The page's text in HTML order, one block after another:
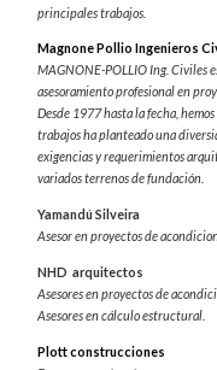
principales trabajos.
Magnone Pollio Ingenieros
MAGNONE-POLLIO Ing. Civiles
asesoramiento profesional en
Desde 1977 hasta la fecha,
trabajos ha planteado una
exigencias y requerimientos
variados terrenos de fundación.
Yamandú Silveira
Asesor en proyectos de
NHD arquitectos
Asesores en proyectos de
Asesores en cálculo estructural.
Plott construcciones